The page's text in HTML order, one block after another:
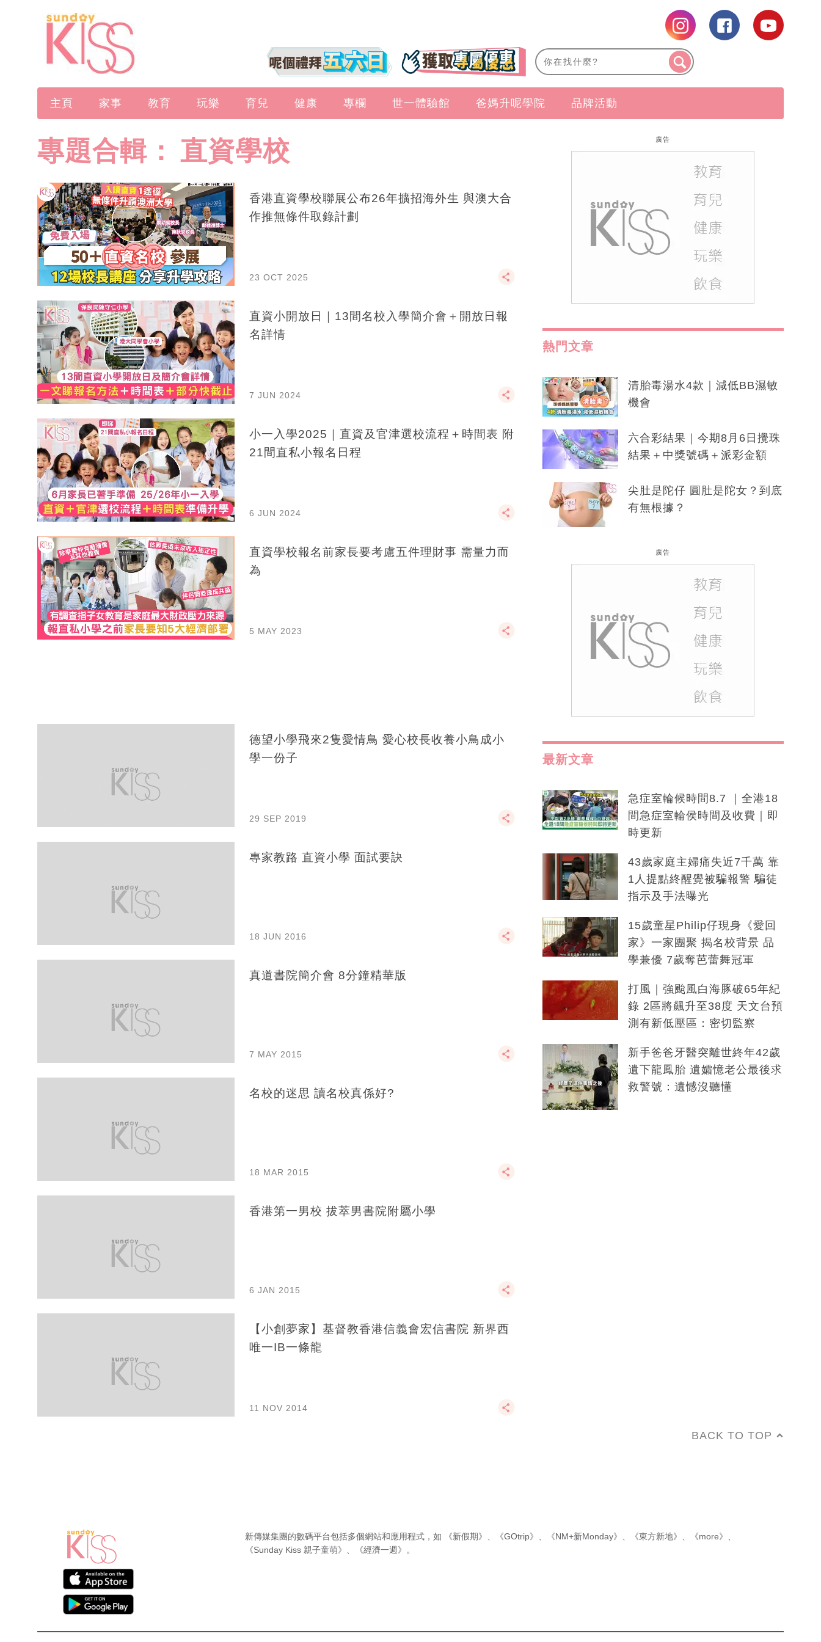
主頁 家事 教育 玩樂 育兒 健康 專欄 世一體驗館 爸媽升呢學院 品牌活動
專題合輯： 直資學校
香港直資學校聯展公布26年擴招海外生 與澳大合
作推無條件取錄計劃
23 OCT 2025
直資小開放日｜13間名校入學簡介會＋開放日報
名詳情
7 JUN 2024
小一入學2025｜直資及官津選校流程＋時間表 附
21間直私小報名日程
6 JUN 2024
直資學校報名前家長要考慮五件理財事 需量力而
為
5 MAY 2023
德望小學飛來2隻愛情鳥 愛心校長收養小鳥成小
學一份子
29 SEP 2019
專家教路 直資小學 面試要訣
18 JUN 2016
真道書院簡介會 8分鐘精華版
7 MAY 2015
名校的迷思 讀名校真係好?
18 MAR 2015
香港第一男校 拔萃男書院附屬小學
6 JAN 2015
【小創夢家】基督教香港信義會宏信書院 新界西
唯一IB一條龍
11 NOV 2014
廣告
熱門文章
清胎毒湯水4款｜減低BB濕敏
機會
六合彩結果｜今期8月6日攪珠
結果＋中獎號碼＋派彩金額
尖肚是陀仔 圓肚是陀女？到底
有無根據？
廣告
最新文章
急症室輪候時間8.7 ｜全港18
間急症室輪侯時間及收費｜即
時更新
43歲家庭主婦痛失近7千萬 靠
1人提點終醒覺被騙報警 騙徒
指示及手法曝光
15歲童星Philip仔現身《愛回
家》一家團聚 揭名校背景 品
學兼優 7歲奪芭蕾舞冠軍
打風｜強颱風白海豚破65年紀
錄 2區將飆升至38度 天文台預
測有新低壓區：密切監察
新手爸爸牙醫突離世終年42歲
遺下龍鳳胎 遺孀憶老公最後求
救警號：遺憾沒聽懂
BACK TO TOP
新傳媒集團的數碼平台包括多個網站和應用程式，如 《新假期》 《GOtrip》 《NM+新Monday》 《東方新地》 《more》
《Sunday Kiss 親子童萌》
《經濟一週》 。